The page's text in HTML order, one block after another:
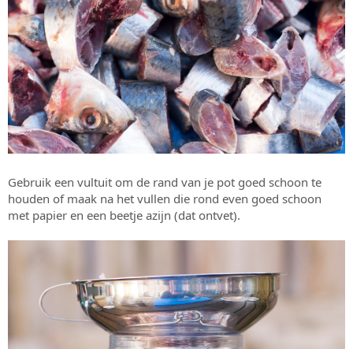
Gebruik een vultuit om de rand van je pot goed schoon te
houden of maak na het vullen die rond even goed schoon
met papier en een beetje azijn (dat ontvet).